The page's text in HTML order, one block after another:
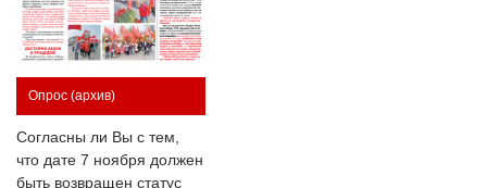
Опрос (архив)
Согласны ли Вы с тем,
что дате 7 ноября должен
быть возвращен статус